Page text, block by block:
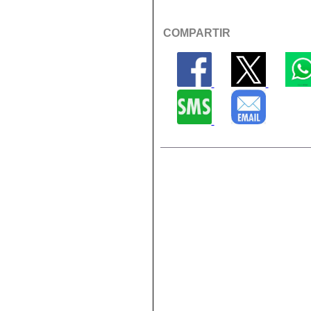
COMPARTIR